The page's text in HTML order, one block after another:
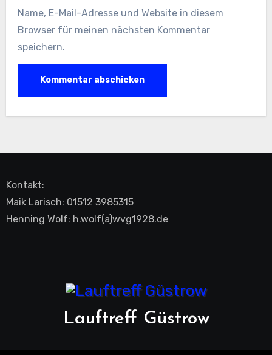
Name, E-Mail-Adresse und Website in diesem
Browser für meinen nächsten Kommentar
speichern.
Kontakt:
Maik Larisch: 01512 3985315
Henning Wolf: h.wolf(a)wvg1928.de
Lauftreff Güstrow